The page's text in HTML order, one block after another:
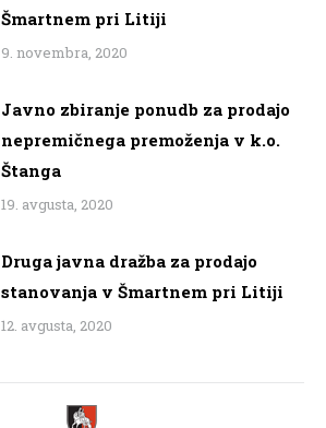
Šmartnem pri Litiji
9. novembra, 2020
Javno zbiranje ponudb za prodajo
nepremičnega premoženja v k.o.
Štanga
19. avgusta, 2020
Druga javna dražba za prodajo
stanovanja v Šmartnem pri Litiji
12. avgusta, 2020